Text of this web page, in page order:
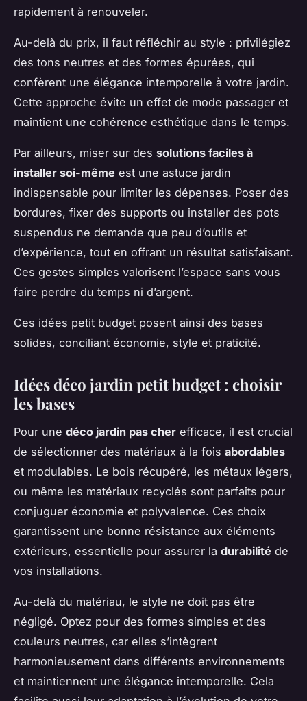
rapidement à renouveler.
Au-delà du prix, il faut réfléchir au style : privilégiez
des tons neutres et des formes épurées, qui
confèrent une élégance intemporelle à votre jardin.
Cette approche évite un effet de mode passager et
maintient une cohérence esthétique dans le temps.
Par ailleurs, miser sur des solutions faciles à
installer soi-même est une astuce jardin
indispensable pour limiter les dépenses. Poser des
bordures, fixer des supports ou installer des pots
suspendus ne demande que peu d’outils et
d’expérience, tout en offrant un résultat satisfaisant.
Ces gestes simples valorisent l’espace sans vous
faire perdre du temps ni d’argent.
Ces idées petit budget posent ainsi des bases
solides, conciliant économie, style et praticité.
Idées déco jardin petit budget : choisir
les bases
Pour une déco jardin pas cher efficace, il est crucial
de sélectionner des matériaux à la fois abordables
et modulables. Le bois récupéré, les métaux légers,
ou même les matériaux recyclés sont parfaits pour
conjuguer économie et polyvalence. Ces choix
garantissent une bonne résistance aux éléments
extérieurs, essentielle pour assurer la durabilité de
vos installations.
Au-delà du matériau, le style ne doit pas être
négligé. Optez pour des formes simples et des
couleurs neutres, car elles s’intègrent
harmonieusement dans différents environnements
et maintiennent une élégance intemporelle. Cela